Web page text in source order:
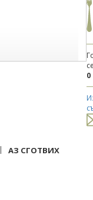
0
| АЗ СГОТВИХ